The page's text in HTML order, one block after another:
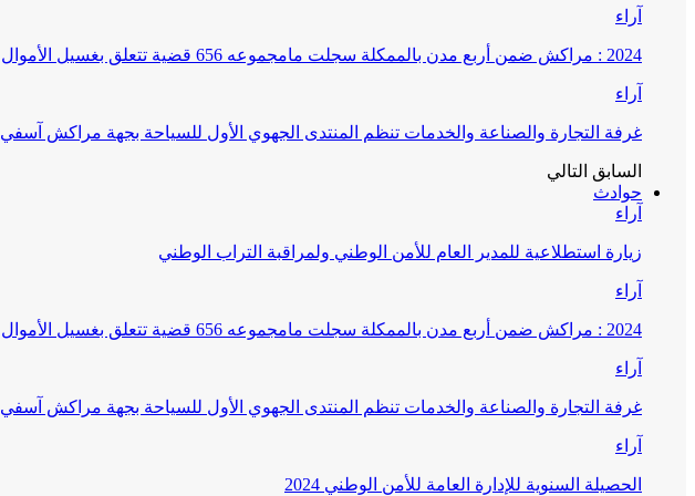
آراء
2024 : مراكش ضمن أربع مدن بالممكلة سجلت مامجموعه 656 قضية تتعلق بغسيل الأموال
آراء
غرفة التجارة والصناعة والخدمات تنظم المنتدى الجهوي الأول للسياحة بجهة مراكش آسفي
السابق التالي
حوادث
آراء
زيارة استطلاعية للمدير العام للأمن الوطني ولمراقبة التراب الوطني
آراء
2024 : مراكش ضمن أربع مدن بالممكلة سجلت مامجموعه 656 قضية تتعلق بغسيل الأموال
آراء
غرفة التجارة والصناعة والخدمات تنظم المنتدى الجهوي الأول للسياحة بجهة مراكش آسفي
آراء
الحصيلة السنوية للإدارة العامة للأمن الوطني 2024